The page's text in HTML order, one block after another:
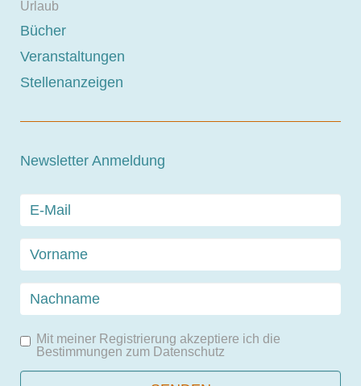
Urlaub
Bücher
Veranstaltungen
Stellenanzeigen
Newsletter Anmeldung
Mit meiner Registrierung akzeptiere ich die
Bestimmungen zum Datenschutz